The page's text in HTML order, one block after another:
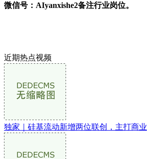
微信号：AIyanxishe2备注行业岗位。
近期热点视频
独家｜硅基流动新增两位联创，主打商业